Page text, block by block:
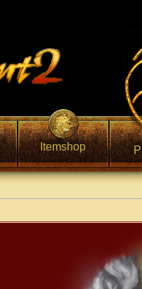
Itemshop